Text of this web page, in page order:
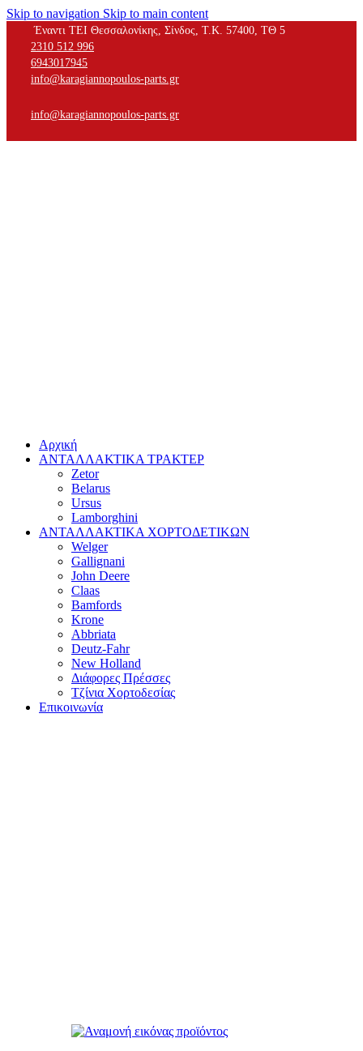
Skip to navigation Skip to main content
Έναντι ΤΕΙ Θεσσαλονίκης, Σίνδος, Τ.Κ. 57400, ΤΘ 5
2310 512 996
6943017945
info@karagiannopoulos-parts.gr
info@karagiannopoulos-parts.gr
Αρχική
ΑΝΤΑΛΛΑΚΤΙΚΑ ΤΡΑΚΤΕΡ
Zetor
Belarus
Ursus
Lamborghini
ΑΝΤΑΛΛΑΚΤΙΚΑ ΧΟΡΤΟΔΕΤΙΚΩΝ
Welger
Gallignani
John Deere
Claas
Bamfords
Krone
Abbriata
Deutz-Fahr
New Holland
Διάφορες Πρέσσες
Τζίνια Χορτοδεσίας
Επικοινωνία